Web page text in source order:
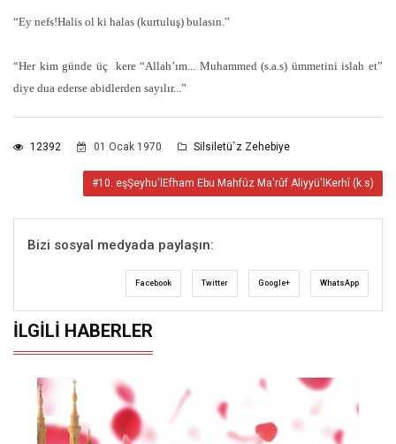
“Ey nefs!Halis ol ki halas (kurtuluş) bulasın.”
“Her kim günde üç kere “Allah’ım... Muhammed (s.a.s) ümmetini islah et”
diye dua ederse abidlerden sayılır...”
12392 01 Ocak 1970 Silsiletü`z Zehebiye
#10. eşŞeyhu'lEfham Ebu Mahfûz Ma'rûf Aliyyü'lKerhî (k.s)
Bizi sosyal medyada paylaşın:
Facebook Twitter Google+ WhatsApp
İLGILI HABERLER